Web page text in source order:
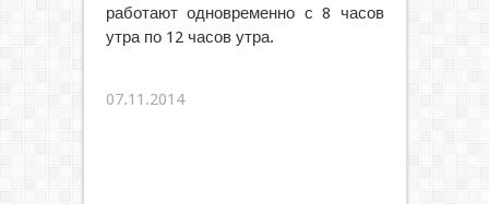
работают одновременно с 8 часов
утра по 12 часов утра.
07.11.2014